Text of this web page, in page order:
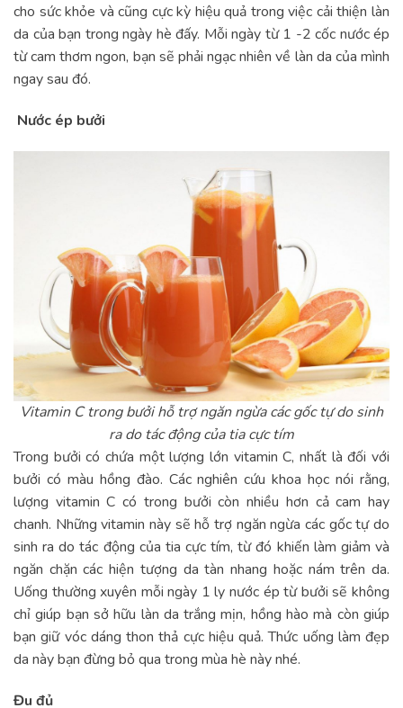
cho sức khỏe và cũng cực kỳ hiệu quả trong việc cải thiện làn
da của bạn trong ngày hè đấy. Mỗi ngày từ 1 -2 cốc nước ép
từ cam thơm ngon, bạn sẽ phải ngạc nhiên về làn da của mình
ngay sau đó.
Nước ép bưởi
Vitamin C trong bưởi hỗ trợ ngăn ngừa các gốc tự do sinh
ra do tác động của tia cực tím
Trong bưởi có chứa một lượng lớn vitamin C, nhất là đối với
bưởi có màu hồng đào. Các nghiên cứu khoa học nói rằng,
lượng vitamin C có trong bưởi còn nhiều hơn cả cam hay
chanh. Những vitamin này sẽ hỗ trợ ngăn ngừa các gốc tự do
sinh ra do tác động của tia cực tím, từ đó khiến làm giảm và
ngăn chặn các hiện tượng da tàn nhang hoặc nám trên da.
Uống thường xuyên mỗi ngày 1 ly nước ép từ bưởi sẽ không
chỉ giúp bạn sở hữu làn da trắng mịn, hồng hào mà còn giúp
bạn giữ vóc dáng thon thả cực hiệu quả. Thức uống làm đẹp
da này bạn đừng bỏ qua trong mùa hè này nhé.
Đu đủ